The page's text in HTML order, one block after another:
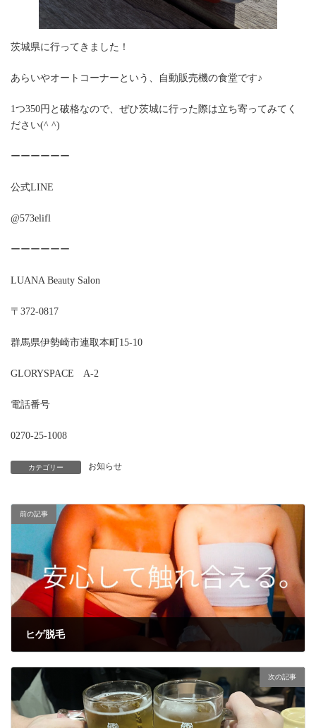
茨城県に行ってきました！
あらいやオートコーナーという、自動販売機の食堂です♪
1つ350円と破格なので、ぜひ茨城に行った際は立ち寄ってみてく
ださい(^ ^)
ーーーーーー
公式LINE
@573elifl
ーーーーーー
LUANA Beauty Salon
〒372-0817
群馬県伊勢崎市連取本町15-10
GLORYSPACE A-2
電話番号
0270-25-1008
カテゴリー お知らせ
前の記事
ヒゲ脱毛
次の記事